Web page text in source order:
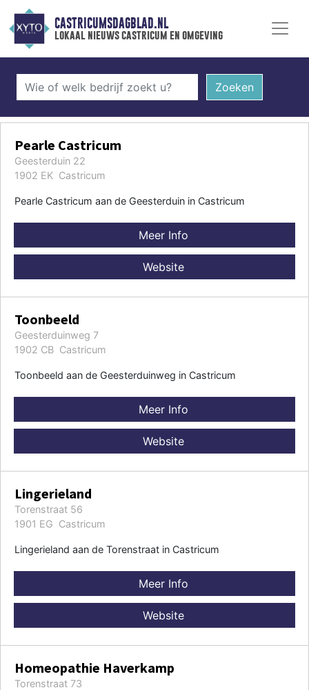
CASTRICUMSDAGBLAD.NL
lokaal nieuws castricum en omgeving
Zoeken
Pearle Castricum
Geesterduin 22
1902 EK Castricum
Pearle Castricum aan de Geesterduin in Castricum
Meer Info
Website
Toonbeeld
Geesterduinweg 7
1902 CB Castricum
Toonbeeld aan de Geesterduinweg in Castricum
Meer Info
Website
Lingerieland
Torenstraat 56
1901 EG Castricum
Lingerieland aan de Torenstraat in Castricum
Meer Info
Website
Homeopathie Haverkamp
Torenstraat 73